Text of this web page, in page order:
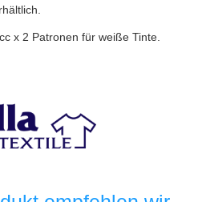
x 2 Patronen für weiße Tinte.